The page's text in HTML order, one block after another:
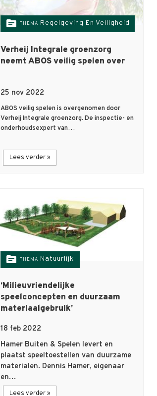
topic THEMA Regelgeving En Veiligheid
Verheij Integrale groenzorg
neemt ABOS veilig spelen over
25 nov 2022
ABOS veilig spelen is overgenomen door
Verheij Integrale groenzorg. De inspectie- en
onderhoudsexpert van…
Lees verder »
topic THEMA Natuurlijk
‘Milieuvriendelijke
speelconcepten en duurzaam
materiaalgebruik’
18 feb 2022
Hamer Buiten & Spelen levert en
plaatst speeltoestellen van duurzame
materialen. Dennis Hamer, eigenaar
en…
Lees verder »